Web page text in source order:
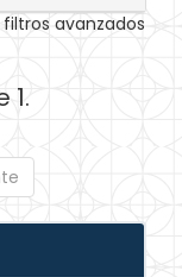
avanzados
1.